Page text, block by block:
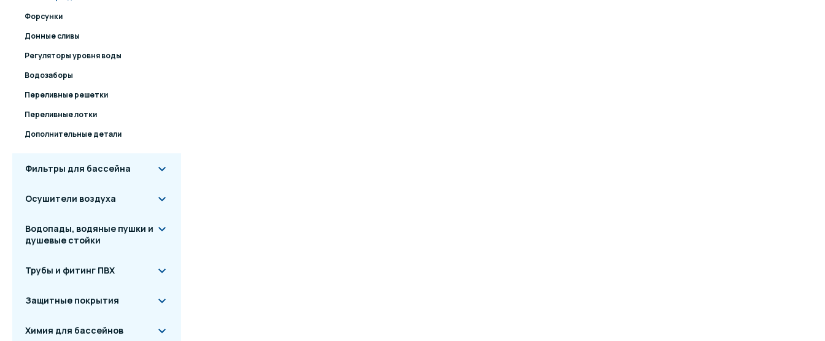
Форсунки
Донные сливы
Регуляторы уровня воды
Водозаборы
Переливные решетки
Переливные лотки
Дополнительные детали
Фильтры для бассейна
Осушители воздуха
Водопады, водяные пушки и
душевые стойки
Трубы и фитинг ПВХ
Защитные покрытия
Химия для бассейнов